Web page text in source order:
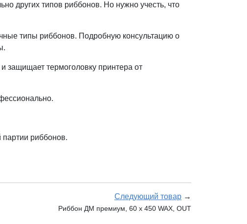
других типов риббонов. Но нужно учесть, что
типы риббонов. Подробную консультацию о
защищает термоголовку принтера от
риббонов.
Следующий товар →
Риббон ДМ премиум, 60 х 450 WAX, OUT